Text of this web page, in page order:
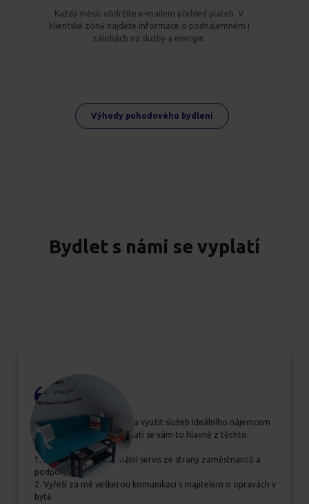
Každý měsíc obdržíte e-mailem přehled plateb. V
klientské zóně najdete informace o podnájemném i
zálohách na služby a energie.
Výhody pohodového bydlení
Bydlet s námi se vyplatí
Pokud se rozhodujete, zda využít služeb Ideálního nájemcem
určitě jim dejte šanci, vyplatí se vám to hlavně z těchto
důvodů:
1. Příjemný a profesionální servis ze strany zaměstnanců a
podpory
2. Vyřeší za mě veškerou komunikaci s majitelem o opravách v
bytě